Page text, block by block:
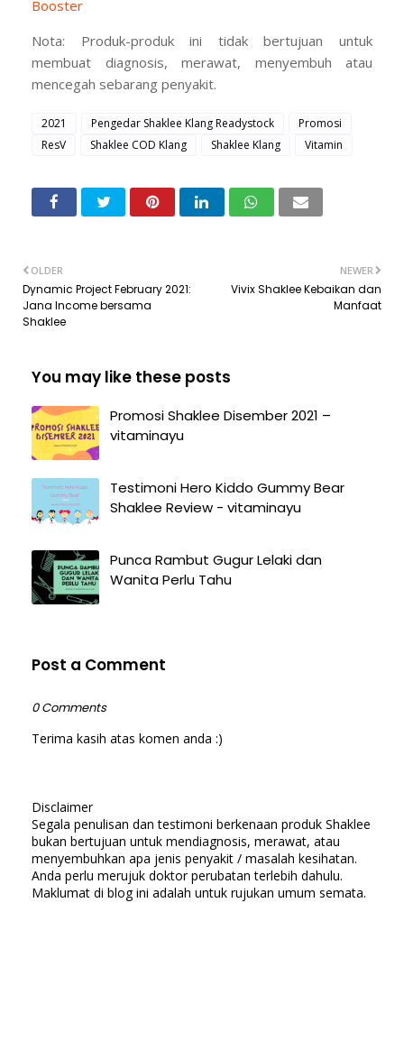
Booster
Nota: Produk-produk ini tidak bertujuan untuk
membuat diagnosis, merawat, menyembuh atau
mencegah sebarang penyakit.
2021 Pengedar Shaklee Klang Readystock
Promosi
ResV
Shaklee COD Klang Shaklee Klang Vitamin
NEWER
Vivix Shaklee Kebaikan dan
Manfaat
OLDER
Dynamic Project February 2021:
Jana Income bersama
Shaklee
You may like these posts
Promosi Shaklee Disember 2021 –
vitaminayu
Testimoni Hero Kiddo Gummy Bear
Shaklee Review - vitaminayu
Punca Rambut Gugur Lelaki dan
Wanita Perlu Tahu
Post a Comment
0 Comments
Terima kasih atas komen anda :)
Disclaimer
Segala penulisan dan testimoni berkenaan produk Shaklee
bukan bertujuan untuk mendiagnosis, merawat, atau
menyembuhkan apa jenis penyakit / masalah kesihatan.
Anda perlu merujuk doktor perubatan terlebih dahulu.
Maklumat di blog ini adalah untuk rujukan umum semata.